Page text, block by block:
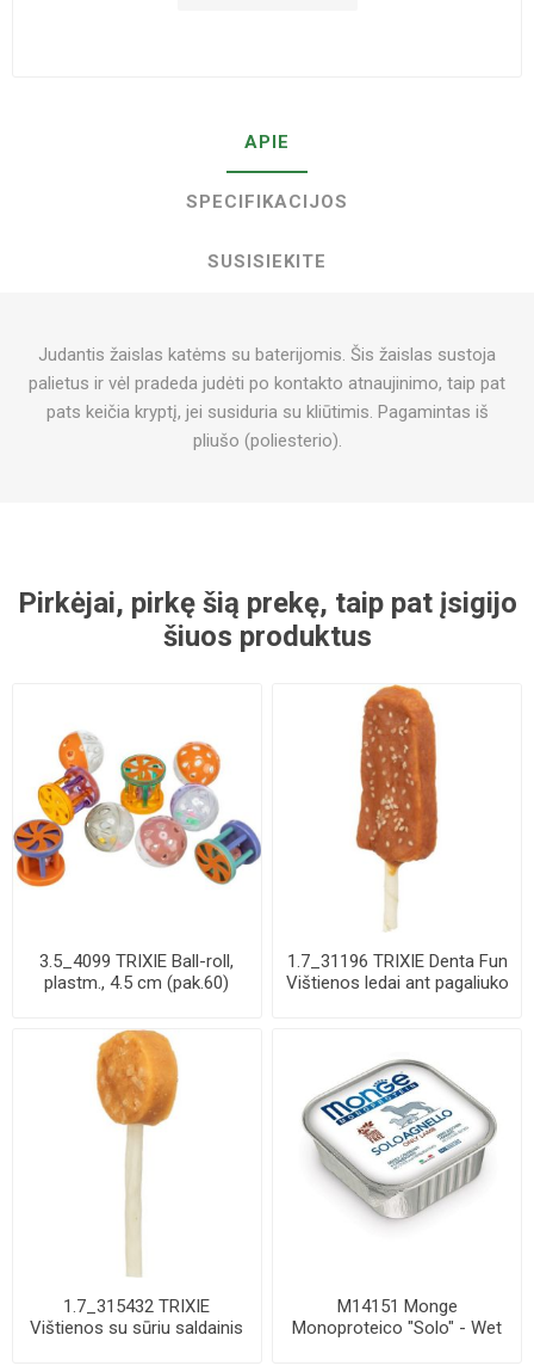
APIE
SPECIFIKACIJOS
SUSISIEKITE
Judantis žaislas katėms su baterijomis. Šis žaislas sustoja
palietus ir vėl pradeda judėti po kontakto atnaujinimo, taip pat
pats keičia kryptį, jei susiduria su kliūtimis. Pagamintas iš
pliušo (poliesterio).
Pirkėjai, pirkę šią prekę, taip pat įsigijo
šiuos produktus
3.5_4099 TRIXIE Ball-roll,
plastm., 4.5 cm (pak.60)
1.7_31196 TRIXIE Denta Fun
Vištienos ledai ant pagaliuko
1.7_315432 TRIXIE
Vištienos su sūriu saldainis
M14151 Monge
Monoproteico "Solo" - Wet